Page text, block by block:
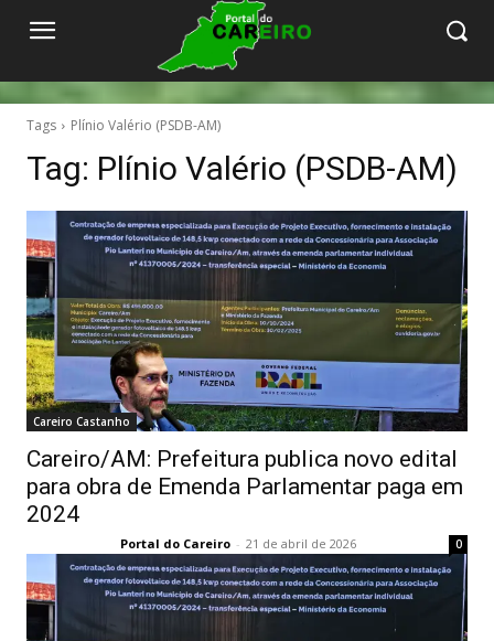
Tags Plínio Valério (PSDB-AM)
Tag: Plínio Valério (PSDB-AM)
Careiro Castanho
Careiro/AM: Prefeitura publica novo edital
para obra de Emenda Parlamentar paga em
2024
Portal do Careiro - 21 de abril de 2026 0